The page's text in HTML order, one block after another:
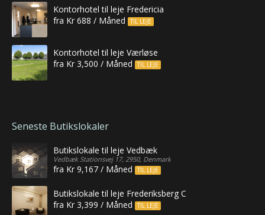
Kontorhotel til leje Fredericia
fra Kr 688 / Måned
TIL LEJE
Kontorhotel til leje Værløse
fra Kr 3,500 / Måned
TIL LEJE
Seneste Butikslokaler
Butikslokale til leje Vedbæk
Vedbæk Stationsvej 17, 2950, Denmark
fra Kr 9,167 / Måned TIL LEJE
Butikslokale til leje Frederiksberg C
fra Kr 3,399 / Måned
TIL LEJE